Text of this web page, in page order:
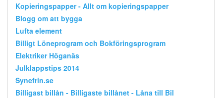
Kopieringspapper - Allt om kopieringspapper
Blogg om att bygga
Lufta element
Billigt Löneprogram och Bokföringsprogram
Elektriker Höganäs
Julklappstips 2014
Synefrin.se
Billigast billån - Billigaste billånet - Låna till Bil